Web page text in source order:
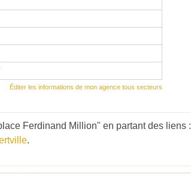
Éditer les informations de mon agence tous secteurs
Ferdinand Million" en partant des liens :
.